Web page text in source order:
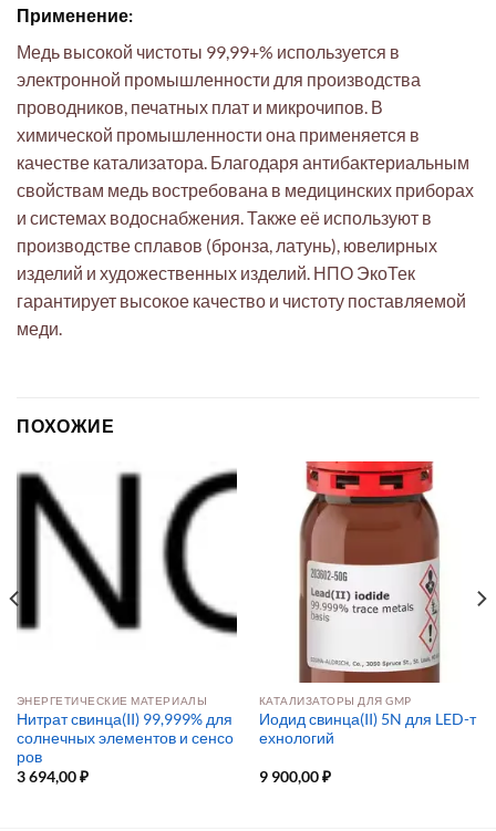
Применение:
Медь высокой чистоты 99,99+% используется в
электронной промышленности для производства
проводников, печатных плат и микрочипов. В
химической промышленности она применяется в
качестве катализатора. Благодаря антибактериальным
свойствам медь востребована в медицинских приборах
и системах водоснабжения. Также её используют в
производстве сплавов (бронза, латунь), ювелирных
изделий и художественных изделий. НПО ЭкоТек
гарантирует высокое качество и чистоту поставляемой
меди.
ПОХОЖИЕ
ЭНЕРГЕТИЧЕСКИЕ МАТЕРИАЛЫ
Нитрат свинца(II) 99,999% для
солнечных элементов и сенсо
ров
3 694,00₽
КАТАЛИЗАТОРЫ ДЛЯ GMP
Иодид свинца(II) 5N для LED-т
ехнологий
9 900,00₽